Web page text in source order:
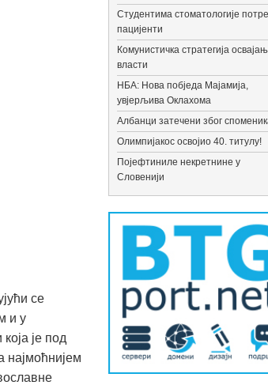
се
и у
је под
најмоћнијем
Студентима стоматологије
пацијенти
Комунистичка стратегија
власти
НБА: Нова побједа Мајамија,
увјерљива Оклахома
Албанци затечени због
Олимпијакос освојио 40. титулу!
Појефтиниле некретнине у
Словенији